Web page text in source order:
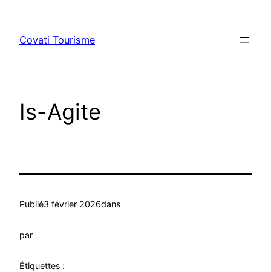
contenu
Covati Tourisme
Is-Agite
Publié3 février 2026dans
par
Étiquettes :